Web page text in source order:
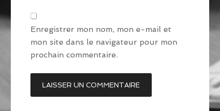
Enregistrer mon nom, mon e-mail et
mon site dans le navigateur pour mon
prochain commentaire.